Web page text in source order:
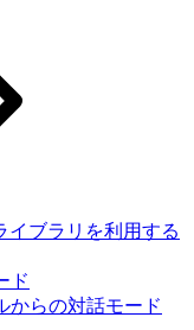
イブラリを利用する
ド
からの対話モード